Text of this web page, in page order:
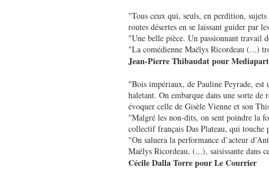
"Tous ceux qui, seuls, en perdition,
routes désertes en se laissant guider par
"Une belle pièce. Un passionnant travail
"La comédienne Maëlys Ricordeau (...)
Jean-Pierre Thibaudat pour Mediapart
"Bois impériaux, de Pauline Peyrade, est
haletant. On embarque dans une sorte
évoquer celle de Gisèle Vienne et son
"Malgré les non-dits, on sent poindre la
collectif français Das Plateau, qui touche
"On saluera la performance d’acteur
Maëlys Ricordeau, (...), saisissante dans
Cécile Dalla Torre pour Le Courrier